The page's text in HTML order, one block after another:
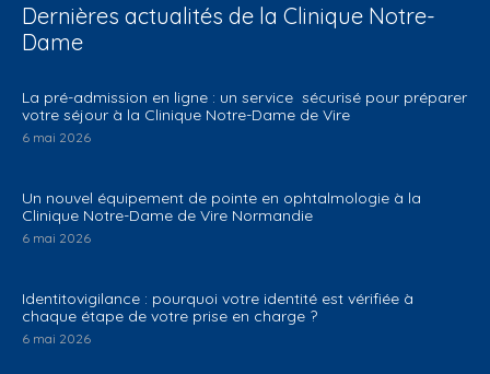
Dernières actualités de la Clinique Notre-
Dame
La pré-admission en ligne : un service sécurisé pour préparer
votre séjour à la Clinique Notre-Dame de Vire
6 mai 2026
Un nouvel équipement de pointe en ophtalmologie à la
Clinique Notre-Dame de Vire Normandie
6 mai 2026
Identitovigilance : pourquoi votre identité est vérifiée à
chaque étape de votre prise en charge ?
6 mai 2026